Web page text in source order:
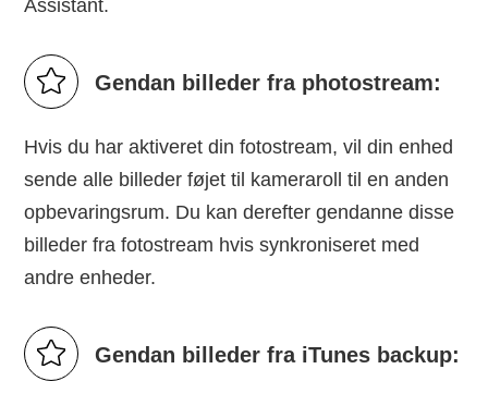
Assistant.
Gendan billeder fra photostream:
Hvis du har aktiveret din fotostream, vil din enhed
sende alle billeder føjet til kameraroll til en anden
opbevaringsrum. Du kan derefter gendanne disse
billeder fra fotostream hvis synkroniseret med
andre enheder.
Gendan billeder fra iTunes backup: